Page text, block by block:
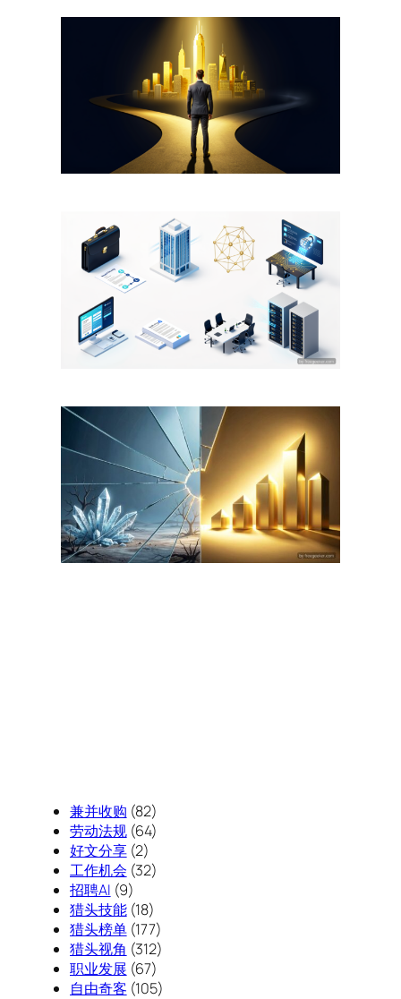
兼并收购 (82)
劳动法规(64)
好文分享(2)
工作机会 (32)
招聘AI (9)
猎头技能(18)
猎头榜单(177)
猎头视角 (312)
职业发展 (67)
自由奇客 (105)